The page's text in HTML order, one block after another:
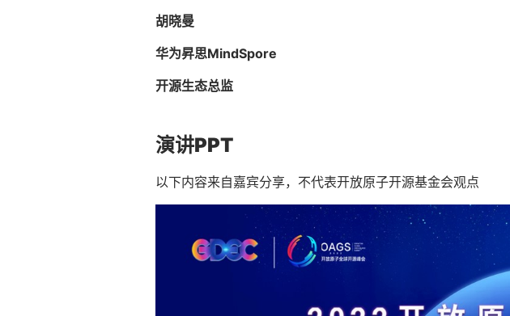
胡晓曼
华为昇思MindSpore
开源生态总监
演讲PPT
以下内容来自嘉宾分享，不代表开放原子开源基金会观点